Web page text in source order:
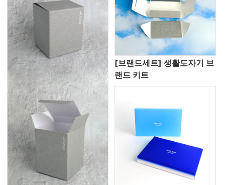
[브랜드세트] 생활도자기 브
랜드 키트